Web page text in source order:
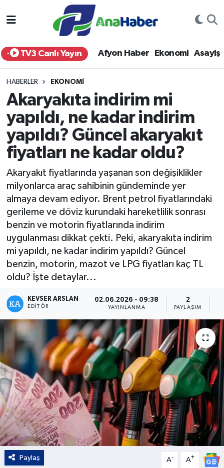
TV3 Canlı Yayın Afyon Haber Ekonomi Asayiş
HABERLER EKONOMI
Akaryakıta indirim mi
yapıldı, ne kadar indirim
yapıldı? Güncel akaryakıt
fiyatları ne kadar oldu?
Akaryakıt fiyatlarında yaşanan son değişiklikler
milyonlarca araç sahibinin gündeminde yer
almaya devam ediyor. Brent petrol fiyatlarındaki
gerileme ve döviz kurundaki hareketlilik sonrası
benzin ve motorin fiyatlarında indirim
uygulanması dikkat çekti. Peki, akaryakıta indirim
mi yapıldı, ne kadar indirim yapıldı? Güncel
benzin, motorin, mazot ve LPG fiyatları kaç TL
oldu? İşte detaylar...
KEVSER ARSLAN
EDITÖR
02.06.2026 - 09:38
YAYINLANMA
2
PAYLAŞIM
Paylaş A- A+
Yurt Haber
Afyon Haber
Siyaset
Spor
Sağlık
Teknoloji
Kültür - Sanat
Yaşam
Afyonkarahisar Nöbetçi Eczaneler
Afyonkarahisar Hava Durumu
Afyonkarahisar Trafik Yoğunluk Haritası
Süper Lig Puan Durumu ve Fikstür
Son Dakika Haberleri
Haber Arşivi